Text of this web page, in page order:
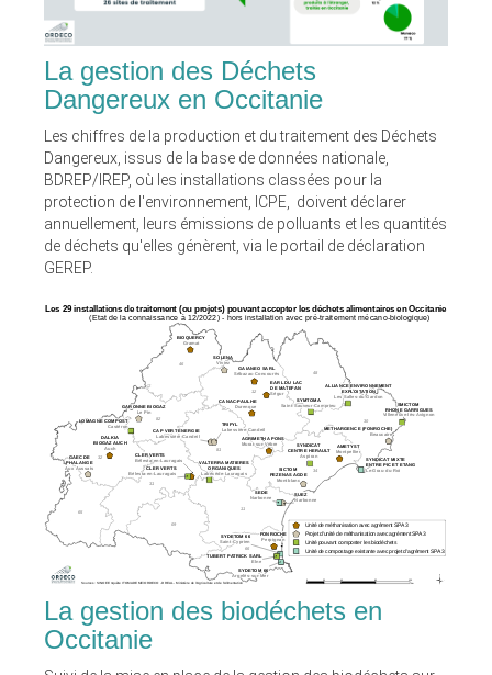
La gestion des Déchets
Dangereux en Occitanie
Les chiffres de la production et du traitement des Déchets
Dangereux, issus de la base de données nationale,
BDREP/IREP, où les installations classées pour la
protection de l'environnement, ICPE, doivent déclarer
annuellement, leurs émissions de polluants et les quantités
de déchets qu'elles génèrent, via le portail de déclaration
GEREP.
La gestion des biodéchets en
Occitanie